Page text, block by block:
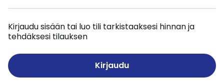
Kirjaudu sisään tai luo tili tarkistaaksesi hinnan ja
tehdäksesi tilauksen
Kirjaudu